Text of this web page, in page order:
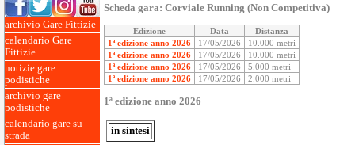
archivio Gare Fittizie
calendario Gare
Fittizie
notizie gare
podistiche
archivio gare
podistiche
calendario gare su
strada
Scheda gara: Corviale Running (Non Competitiva)
Edizione Data
Distanza
1ª edizione anno 2026
17/05/2026
10.000 metri
1ª edizione anno 2026
17/05/2026
10.000 metri
1ª edizione anno 2026
17/05/2026
5.000 metri
1ª edizione anno 2026
17/05/2026 2.000 metri
1ª edizione anno 2026
in sintesi